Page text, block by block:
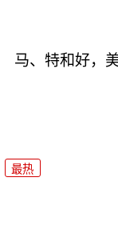
马、特和好，
最热